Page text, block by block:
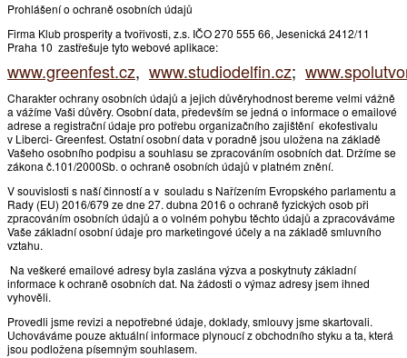
Prohlášení o ochraně osobních údajů
Firma Klub prosperity a tvořivosti, z.s. IČO 270 555 66, Jesenická 2412/11
Praha 10 zastřešuje tyto webové aplikace:
www.greenfest.cz, www.studiodelfin.cz;
Charakter ochrany osobních údajů a jejich důvěryhodnost bereme velmi vážně
a vážíme Vaši důvěry. Osobní data, především se jedná o informace o emailové
adrese a registrační údaje pro potřebu organizačního zajištění ekofestivalu
v Liberci- Greenfest. Ostatní osobní data v poradně jsou uložena na základě
Vašeho osobního podpisu a souhlasu se zpracováním osobních dat. Držíme se
zákona č.101/2000Sb. o ochraně osobních údajů v platném znění.
V souvislosti s naší činností a v souladu s Nařízením Evropského parlamentu a
Rady (EU) 2016/679 ze dne 27. dubna 2016 o ochraně fyzických osob při
zpracováním osobních údajů a o volném pohybu těchto údajů a zpracováváme
Vaše základní osobní údaje pro marketingové účely a na základě smluvního
vztahu.
Na veškeré emailové adresy byla zaslána výzva a poskytnuty základní
informace k ochraně osobních dat. Na žádosti o výmaz adresy jsem ihned
vyhověli.
Provedli jsme revizi a nepotřebné údaje, doklady, smlouvy jsme skartovali.
Uchováváme pouze aktuální informace plynoucí z obchodního styku a ta, která
jsou podložena písemným souhlasem.